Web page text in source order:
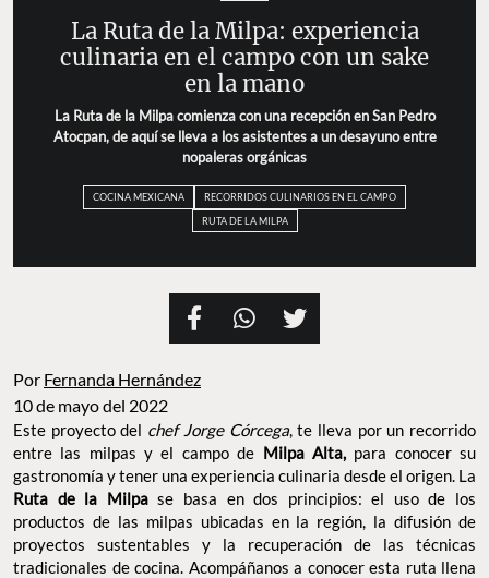
La Ruta de la Milpa: experiencia
culinaria en el campo con un sake
en la mano
La Ruta de la Milpa comienza con una recepción en San Pedro
Atocpan, de aquí se lleva a los asistentes a un desayuno entre
nopaleras orgánicas
COCINA MEXICANA
RECORRIDOS CULINARIOS EN EL CAMPO
RUTA DE LA MILPA
Por Fernanda Hernández
10 de mayo del 2022
Este proyecto del chef Jorge Córcega, te lleva por un recorrido
entre las milpas y el campo de Milpa Alta,para conocer su
gastronomía y tener una experiencia culinaria desde el origen. La
Ruta de la Milpase basa en dos principios: el uso de los
productos de las milpas ubicadas en la región, la difusión de
proyectos sustentables y la recuperación de las técnicas
tradicionales de cocina. Acompáñanos a conocer esta ruta llena